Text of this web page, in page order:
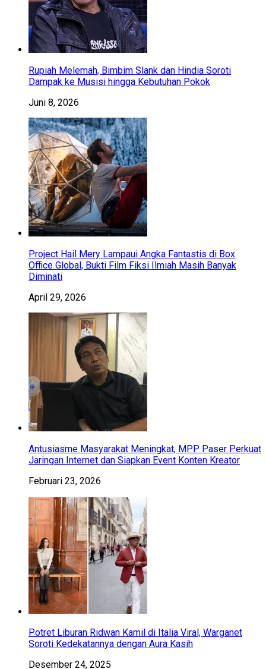
Rupiah Melemah, Bimbim Slank dan Hindia Soroti
Dampak ke Musisi hingga Kebutuhan Pokok
Juni 8, 2026
Project Hail Mery Lampaui Angka Fantastis di Box
Office Global, Bukti Film Fiksi Ilmiah Masih Banyak
Diminati
April 29, 2026
Antusiasme Masyarakat Meningkat, MPP Paser Perkuat
Jaringan Internet dan Siapkan Event Konten Kreator
Februari 23, 2026
Potret Liburan Ridwan Kamil di Italia Viral, Warganet
Soroti Kedekatannya dengan Aura Kasih
Desember 24, 2025